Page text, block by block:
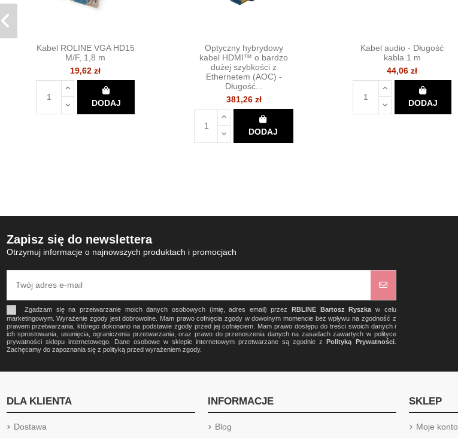
Kabel ROLINE VGA HD15
M/F, 1,8 m
19,62 zł
DODAJ
Optyczny hybrydowy
kabel HDMI™ o bardzo
dużej szybkości z
Ethernetem (AOC) -
Długość...
381,26 zł
DODAJ
Kabel audio - Długość
kabla 1 m
44,06 zł
DODAJ
Zapisz się do newslettera
Otrzymuj informacje o najnowszych produktach i promocjach
Zgadzam się na przetwarzanie moich danych osobowych (imię, adres email) przez RBLINE Bartosz Ryszka w celu
marketingowym. Wyrażenie zgody jest dobrowolne. Mam prawo cofnięcia zgody w dowolnym momencie bez wpływu na zgodność z
prawem przetwarzania, którego dokonano na podstawie zgody przed jej cofnięciem. Mam prawo dostępu do treści swoich danych i
ich sprostowania, usunięcia, ograniczenia przetwarzania, oraz prawo do przenoszenia danych na zasadach zawartych w polityce
prywatności sklepu internetowego. Dane osobowe w sklepie internetowym przetwarzane są zgodnie zPolityką Prywatności.
Zachęcamy do zapoznania się z polityką przed wyrażeniem zgody.
DLA KLIENTA
Dostawa
INFORMACJE
Blog
SKLEP
Moje konto